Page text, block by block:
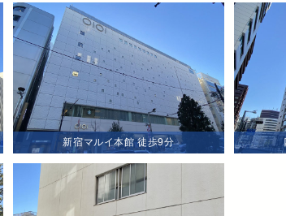
新宿マルイ本館 徒歩9分